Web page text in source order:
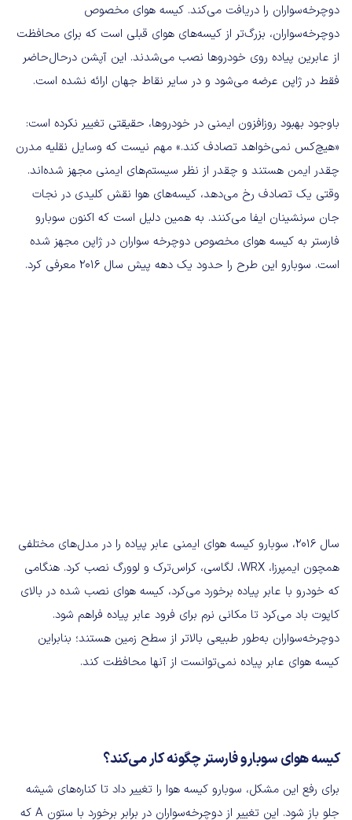
دوچرخه‌سواران را دریافت می‌کند. کیسه هوای مخصوص
دوچرخه‌سواران، بزرگ‌تر از کیسه‌های هوای قبلی است که برای محافظت
از عابرین پیاده روی خودروها نصب می‌شدند. این آپشن در‌حال‌حاضر
فقط در ژاپن عرضه می‌شود و در سایر نقاط جهان ارائه نشده است.
باوجود بهبود روزافزون ایمنی در خودروها، حقیقتی تغییر نکرده است:
«هیچ‌کس نمی‌خواهد تصادف کند.» مهم نیست که وسایل نقلیه مدرن
چقدر ایمن هستند و چقدر از نظر سیستم‌های ایمنی مجهز شده‌اند.
وقتی یک تصادف رخ می‌دهد، کیسه‌های هوا نقش کلیدی در نجات
جان سرنشینان ایفا می‌کنند. به همین دلیل است که اکنون سوبارو
فارستر به کیسه هوای مخصوص دوچرخه سواران در ژاپن مجهز شده
است. سوبارو این طرح را حدود یک دهه پیش سال 2016 معرفی کرد.
سال 2016، سوبارو کیسه هوای ایمنی عابر پیاده را در مدل‌های مختلفی
همچون ایمپرزا، WRX، لگاسی، کراس‌ترک و لوورگ نصب کرد. هنگامی
که خودرو با عابر پیاده برخورد می‌کرد، کیسه هوای نصب شده در بالای
کاپوت باد می‌کرد تا مکانی نرم برای فرود عابر پیاده فراهم شود.
دوچرخه‌سواران به‌طور طبیعی بالاتر از سطح زمین هستند؛ بنابراین
کیسه هوای عابر پیاده نمی‌توانست از آنها محافظت کند.
کیسه‌ هوای سوبارو فارستر چگونه کار می‌کند؟
برای رفع این مشکل، سوبارو کیسه هوا را تغییر داد تا کناره‌های شیشه
جلو باز شود. این تغییر از دوچرخه‌سواران در برابر برخورد با ستون A که